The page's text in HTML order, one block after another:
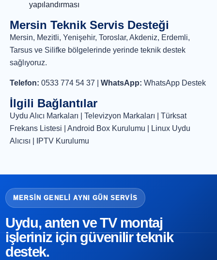
yapılandırması
Mersin Teknik Servis Desteği
Mersin, Mezitli, Yenişehir, Toroslar, Akdeniz, Erdemli,
Tarsus ve Silifke bölgelerinde yerinde teknik destek
sağlıyoruz.
Telefon: 0533 774 54 37 WhatsApp: WhatsApp Destek
İlgili Bağlantılar
Uydu Alıcı Markaları Televizyon Markaları
Türksat
Frekans Listesi
Android Box Kurulumu
Linux Uydu
Alıcısı
IPTV Kurulumu
MERSIN GENELI AYNI GÜN SERVIS
Uydu, anten ve TV montaj
işleriniz için güvenilir teknik
destek.